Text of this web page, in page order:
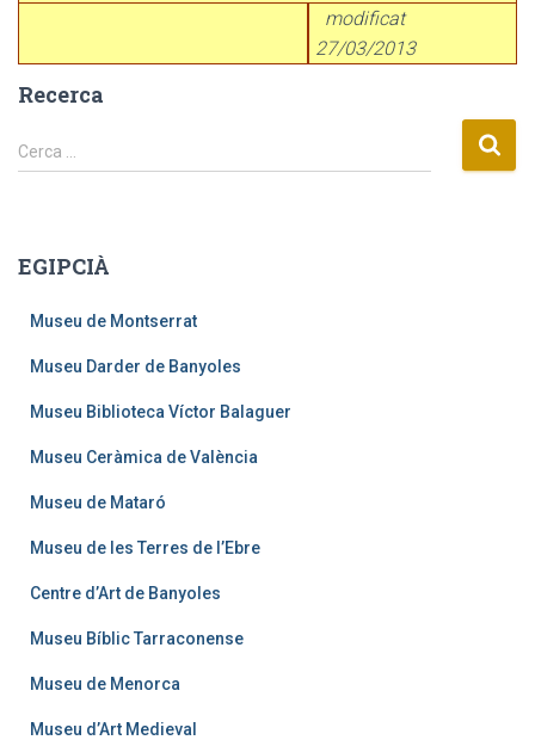
modificat
27/03/2013
Recerca
C
e
:
Cerca …
EGIPCIÀ
Museu de Montserrat
Museu Darder de Banyoles
Museu Biblioteca Víctor Balaguer
Museu Ceràmica de València
Museu de Mataró
Museu de les Terres de l’Ebre
Centre d’Art de Banyoles
Museu Bíblic Tarraconense
Museu de Menorca
Museu d’Art Medieval